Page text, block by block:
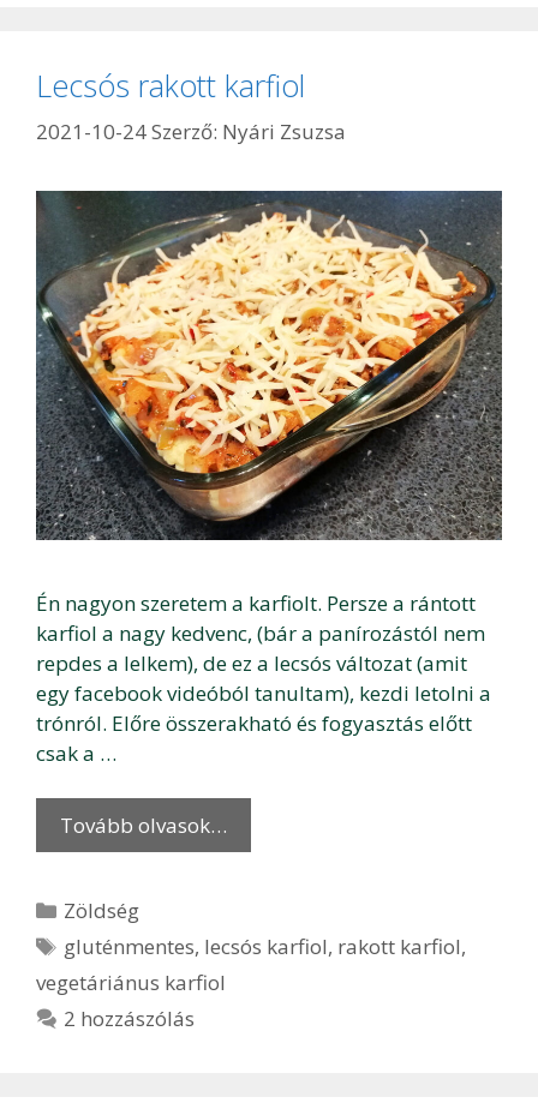
Lecsós rakott karfiol
2021-10-24Szerző: Nyári Zsuzsa
Én nagyon szeretem a karfiolt. Persze a rántott
karfiol a nagy kedvenc, (bár a panírozástól nem
repdes a lelkem), de ez a lecsós változat (amit
egy facebook videóból tanultam), kezdi letolni a
trónról. Előre összerakható és fogyasztás előtt
csak a …
Tovább olvasok…
Kategória
Zöldség
Címkék
gluténmentes, lecsós karfiol, rakott karfiol,
vegetáriánus karfiol
2 hozzászólás